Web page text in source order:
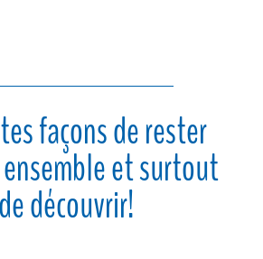
façons de rester
et surtout
découvrir!